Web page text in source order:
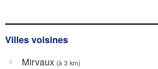
Villes voisines
Mirvaux (à 3 km)